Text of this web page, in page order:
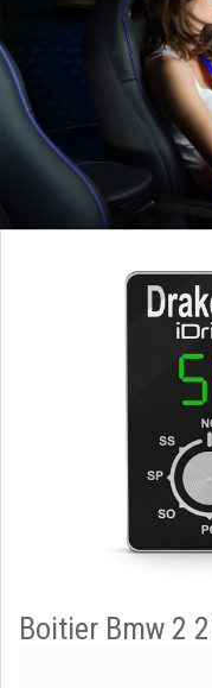
Boitier Bmw 2